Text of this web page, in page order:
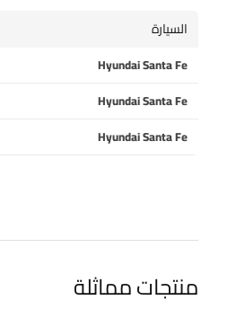
السيارة
Hyundai Santa Fe
Hyundai Santa Fe
Hyundai Santa Fe
منتجات مماثلة